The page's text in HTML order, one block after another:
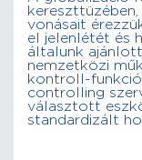
vonásait
el jelenlétét és
általunk
nemzetközi
kontroll-
controlling
választott
standardizált